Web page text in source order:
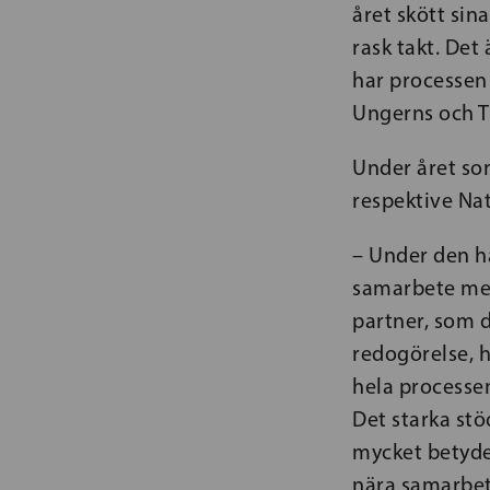
året skött
rask takt. Det
har
Ungerns och
Under året
respektive
– Under den
samarbete
partner, som
redogörelse,
hela
Det starka
mycket
nära